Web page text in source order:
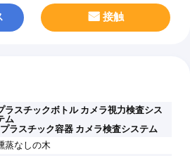
接触
ラスチックボトル カメラ視力検査シス
ム
プラスチック容器 カメラ検査システム
蒸なしの木